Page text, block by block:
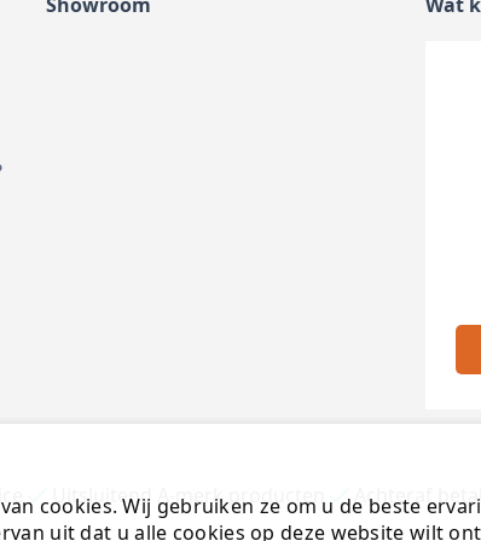
Uitsluitend A-merk producten Achteraf
cookies. Wij gebruiken ze om u de beste
uit dat u alle cookies op deze website wilt